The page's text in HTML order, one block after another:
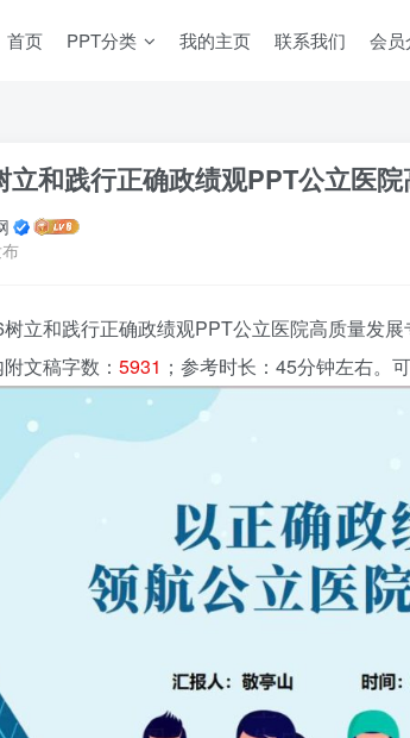
首页 PPT分类 我的主页 联系我们 会员
立和践行正确政绩观PPT公立医
立和践行正确政绩观PPT公立医院高质量发
文稿字数： 5931 ；参考时长：45分钟左右。